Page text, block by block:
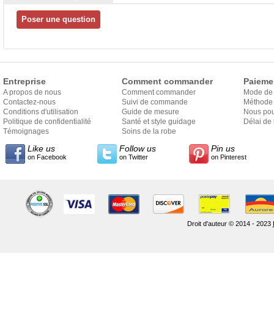
Entreprise
A propos de nous
Contactez-nous
Conditions d'utilisation
Politique de confidentialité
Témoignages
Comment commander
Comment commander
Suivi de commande
Guide de mesure
Santé et style guidage
Soins de la robe
Mode
Nous
Délai de
Like us
on Facebook
Follow us
on Twitter
Pin us
on Pinterest
Droit d'auteur © 2014 - 2023